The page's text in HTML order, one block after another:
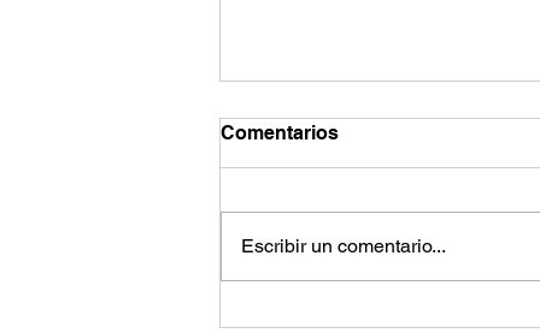
Comentarios
Escribir un comentario...